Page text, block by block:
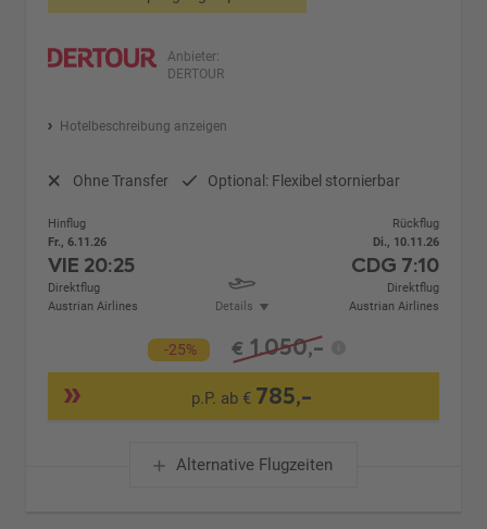
Anbieter:
DERTOUR
Hotelbeschreibung anzeigen
Ohne Transfer Optional: Flexibel stornierbar
Hinflug
Fr., 6.11.26
VIE 20:25
Direktflug
Austrian Airlines
Details
Rückflug
Di., 10.11.26
CDG 7:10
Direktflug
Austrian Airlines
-25% € 1.050,-
p.P. ab € 785,-
Alternative Flugzeiten